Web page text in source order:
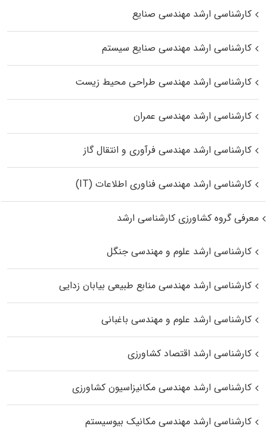
کارشناسی ارشد مهندسی صنایع
کارشناسی ارشد مهندسی صنایع سیستم
کارشناسی ارشد مهندسی طراحی محیط زیست
کارشناسی ارشد مهندسی عمران
کارشناسی ارشد مهندسی فرآوری و انتقال گاز
کارشناسی ارشد مهندسی فناوری اطلاعات (IT)
معرفی گروه کشاورزی کارشناسی ارشد
کارشناسی ارشد علوم و مهندسی جنگل
کارشناسی ارشد مهندسی منابع طبیعی بیابان زدایی
کارشناسی ارشد علوم و مهندسی باغبانی
کارشناسی ارشد اقتصاد کشاورزی
کارشناسی ارشد مهندسی مکانیزاسیون کشاورزی
کارشناسی ارشد مهندسی مکانیک بیوسیستم